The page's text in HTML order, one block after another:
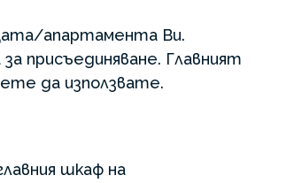
апартамента Ви.
присъединяване. Главният
да използвате.
шкаф на